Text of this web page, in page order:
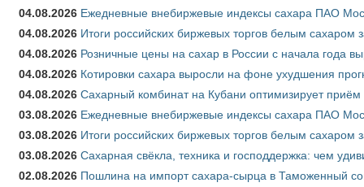
04.08.2026 Ежедневные внебиржевые индексы сахара ПАО
04.08.2026 Итоги российских биржевых торгов белым сахаром
04.08.2026 Розничные цены на сахар в России с начала года
04.08.2026 Котировки сахара выросли на фоне ухудшения
04.08.2026 Сахарный комбинат на Кубани оптимизирует приём
03.08.2026 Ежедневные внебиржевые индексы сахара ПАО
03.08.2026 Итоги российских биржевых торгов белым сахаром
03.08.2026 Сахарная свёкла, техника и господдержка: чем
02.08.2026 Пошлина на импорт сахара-сырца в Таможенный